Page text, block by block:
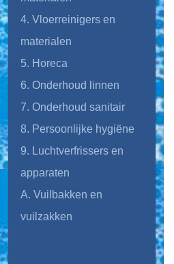
4. Vloerreinigers en
materialen
5. Horeca
6. Onderhoud linnen
7. Onderhoud sanitair
8. Persoonlijke hygiëne
9. Luchtverfrissers en
apparaten
A. Vuilbakken en
vuilzakken